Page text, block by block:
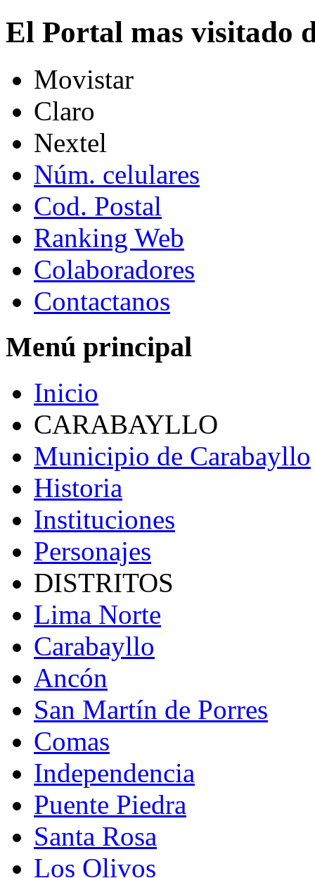
El Portal mas visitado
Movistar
Claro
Nextel
Núm. celulares
Cod. Postal
Ranking Web
Colaboradores
Contactanos
Menú principal
Inicio
CARABAYLLO
Municipio de Carabayllo
Historia
Instituciones
Personajes
DISTRITOS
Lima Norte
Carabayllo
Ancón
San Martín de Porres
Comas
Independencia
Puente Piedra
Santa Rosa
Los Olivos